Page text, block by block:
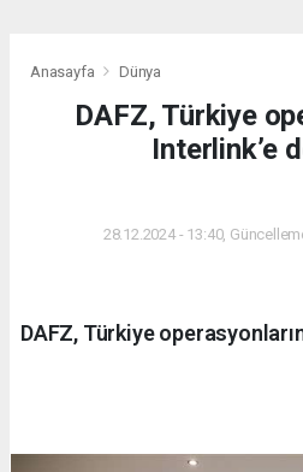
Anasayfa Dünya
DAFZ, Türkiye
Interlink’e
28.12.2024 - 13:40,
DAFZ, Türkiye